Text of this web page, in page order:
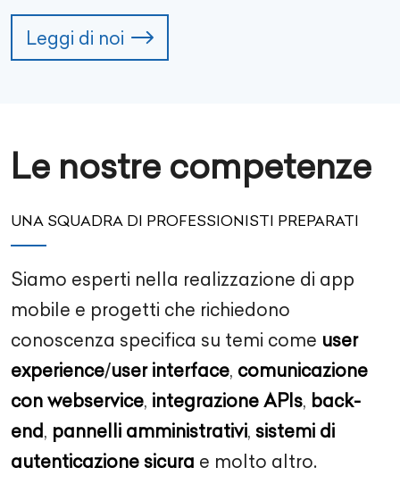
Leggi di noi
Le nostre competenze
UNA SQUADRA DI PROFESSIONISTI PREPARATI
Siamo esperti nella realizzazione di app
mobile e progetti che richiedono
conoscenza specifica su temi come user
experience/user interface, comunicazione
con webservice, integrazione APIs, back-
end, pannelli amministrativi, sistemi di
autenticazione sicura e molto altro.